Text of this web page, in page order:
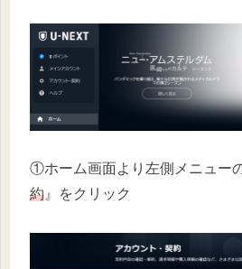
①ホーム画面より左側メニュー
約 』をクリック